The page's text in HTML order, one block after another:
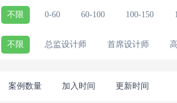
不限 0-60 60-100 100-150
不限 总监设计师 首席设计师
案例数量 加入时间 更新时间